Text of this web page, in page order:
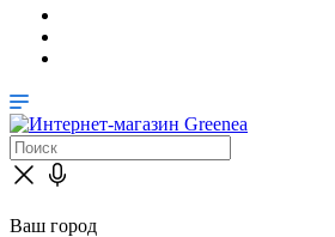
Ваш город